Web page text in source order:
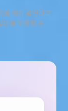
을 미리 확인하고
변을 도출할 수